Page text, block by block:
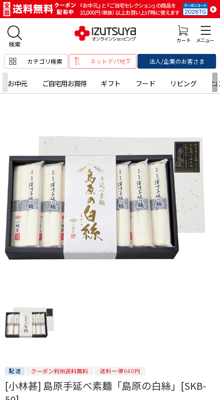
カテゴリ検索 ネットデパ地下 法人/企業のお客さま
お中元 ご自宅用お買得 ギフト フード リビング コ
[小林甚] 島原手延べ素麺「島原の白絲」[SKB-